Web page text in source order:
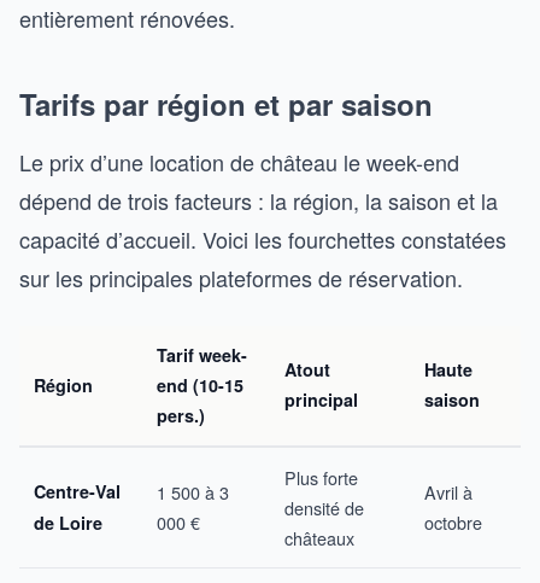
entièrement rénovées.
Tarifs par région et par saison
Le prix d’une location de château le week-end
dépend de trois facteurs : la région, la saison et la
capacité d’accueil. Voici les fourchettes constatées
sur les principales plateformes de réservation.
Région
Tarif week-
end (10-15
pers.)
Atout
principal
Haute
saison
Centre-Val
de Loire
1 500 à 3
000 €
Plus forte
densité de
châteaux
Avril à
octobre